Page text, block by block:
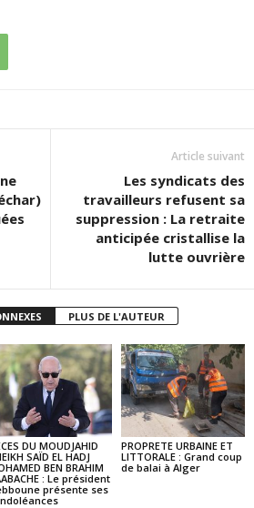
Article suivant
Les syndicats des
travailleurs refusent sa
suppression : La retraite
anticipée cristallise la
lutte ouvrière
PLUS DE L'AUTEUR
DU MOUDJAHID
SAÏD EL HADJ
BEN BRAHIM
: Le président
présente ses
PROPRETE URBAINE ET
LITTORALE : Grand coup
de balai à Alger